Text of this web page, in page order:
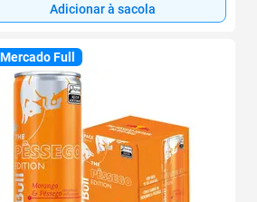
Adicionar à sacola
Mercado Full